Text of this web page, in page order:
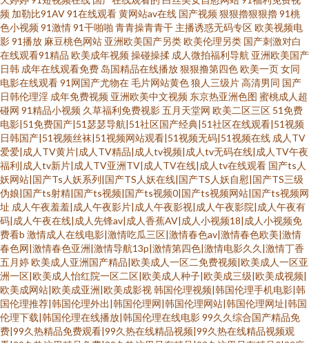
频 加勒比91AV91在线观看黄网站av在线 国产视频狠狠擼狠狠擼91桃
色小视频91激情91干啪啪 青青操青青干 主播诱惑无码专区欧美视频电
影91播放 麻豆桃色网站 亚洲欧美国产另类欧美伦理另类 国产刺激对白
在线观看91精品 欧美成年视频操碰操揉 成人微拍福利导航 亚洲欧美国产
日韩 成年在线观看免费 岛国精品在线播放狠狠撸第四色欧美一页女同
电影在线观看91网国产尤物在毛片网站黄色狼人三级片高清男同 国产
日韩伦理淫 成年免费视频 亚洲欧美中文视频 东京热亚洲色图 蜜桃成人超
碰网 91精品小视频 久草福利免费视影五月天堂网 欧美二区三区 51免费
电影|51免费国产|51瑟瑟导航|51社区国产经典|51社区在线观看|51视频
日韩国产|51视频丝袜|51视频网站观看|51视频无码|51视频在线 成人TV
爱爱|成人TV黄片|成人TV精品|成人tv视频|成人tv无码在线|成人TV午夜
福利|成人tv新片|成人TV亚洲TV|成人TV在线|成人tv在线观看 国产ts人
妖网站|国产Ts人妖系列|国产TS人妖在线|国产TS人妖自慰|国产TS三级
伪娘|国产ts射精|国产ts视频|国产ts视频0|国产ts视频网站|国产ts视频网
址 成人午夜羞羞|成人午夜影片|成人午夜影视|成人午夜影院|成人午夜有
码|成人午夜在线|成人先锋av|成人香蕉AV|成人小视频18|成人小视频免
费看b 激情成人在线电影|激情吃瓜三区|激情春色av|激情春色欧美|激情
春色网|激情春色亚洲|激情导航13p|激情第四色|激情电影久久|激情丁香
五月婷欧美成人亚洲国产精品|欧美成人一区二免费视频|欧美成人一区亚
洲一区|欧美成人怡红院一区二区|欧美成人种子|欧美成三级|欧美成视频|
欧美成网站|欧美成亚洲|欧美成影视韩国伦理视频|韩国伦理手机电影|韩
国伦理推荐|韩国伦理外出|韩国伦理网|韩国伦理网站|韩国伦理网址|韩国
伦理下载|韩国伦理在线播放|韩国伦理在线电影99久久综合国产精品免
费|99久热精品免费观看|99久热在线精品视频|99久热在线精品视频观